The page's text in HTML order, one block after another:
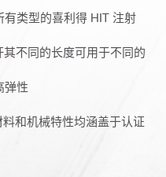
类型的喜利得 HIT 注射
不同的长度可用于不同的
弹性
和机械特性均涵盖于认证